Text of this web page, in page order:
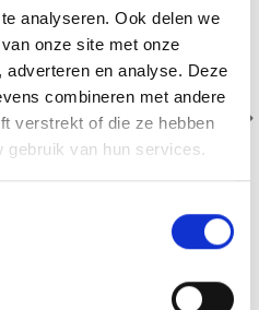
analyseren. Ook delen we
onze site met onze
en analyse. Deze
combineren met andere
verstrekt of die ze hebben
gebruik van hun services.
DENTELLE